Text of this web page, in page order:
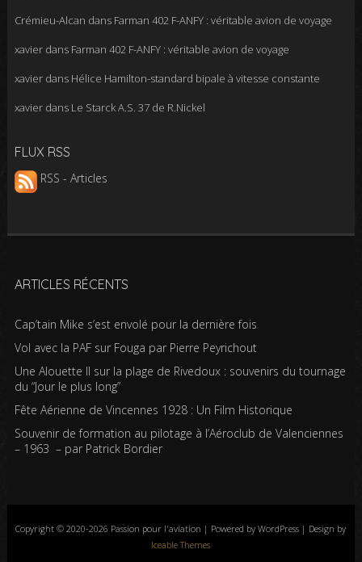
Crémieu-Alcan dans Farman 402 F-ANFY : véritable avion de voyage
xavierdans Farman 402 F-ANFY : véritable avion de voyage
xavierdans Hélice Hamilton-standard bipale à vitesse constante
xavierdans Le Starck A.S. 37 de R.Nickel
FLUX RSS
RSS - Articles
ARTICLES RÉCENTS
Cap’tain Mike s’est envolé pour la dernière fois
Vol avec la PAF sur Fouga par Pierre Peyrichout
Une Alouette II sur la plage de Rivedoux : souvenirs du tournage
du “Jour le plus long”
Fête Aérienne de Vincennes 1928 : Un Film Historique
Souvenir de formation au pilotage à l’Aéroclub de Valenciennes
– 1963 – par Patrick Bordier
Copyright © 2020-2026 Passion pour l'aviation | Powered by WordPress | Design by
Iceable Themes